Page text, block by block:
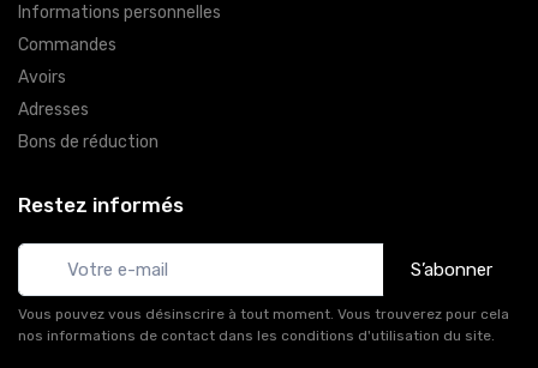
Informations personnelles
Commandes
Avoirs
Adresses
Bons de réduction
Restez informés
S’abonner
Vous pouvez vous désinscrire à tout moment. Vous trouverez pour cela
nos informations de contact dans les conditions d'utilisation du site.